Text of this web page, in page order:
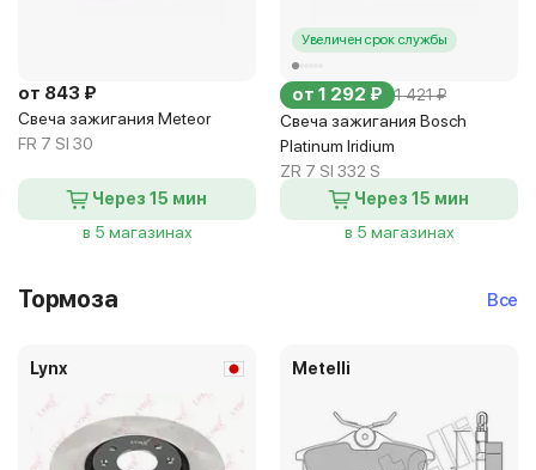
от 843 ₽
Свеча зажигания Meteor
FR 7 SI 30
Через 15 мин
в 5 магазинах
Увеличен срок службы
от 1 292 ₽ 1 421 ₽
Свеча зажигания Bosch
Platinum Iridium
ZR 7 SI 332 S
Через 15 мин
в 5 магазинах
Тормоза Все
Lynx Metelli